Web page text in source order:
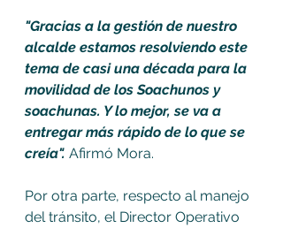
"Gracias a la gestión de nuestro
alcalde estamos resolviendo este
tema de casi una década para la
movilidad de los Soachunos y
soachunas. Y lo mejor, se va a
entregar más rápido de lo que se
creía". Afirmó Mora.
Por otra parte, respecto al manejo
del tránsito, el Director Operativo